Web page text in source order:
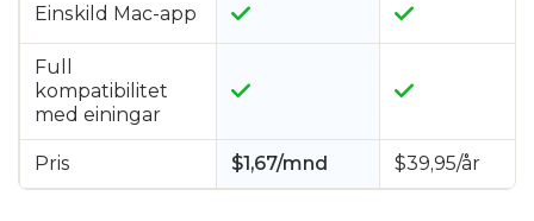
Einskild Mac-app
Full
kompatibilitet
med einingar
Pris $1,67/mnd $39,95/år